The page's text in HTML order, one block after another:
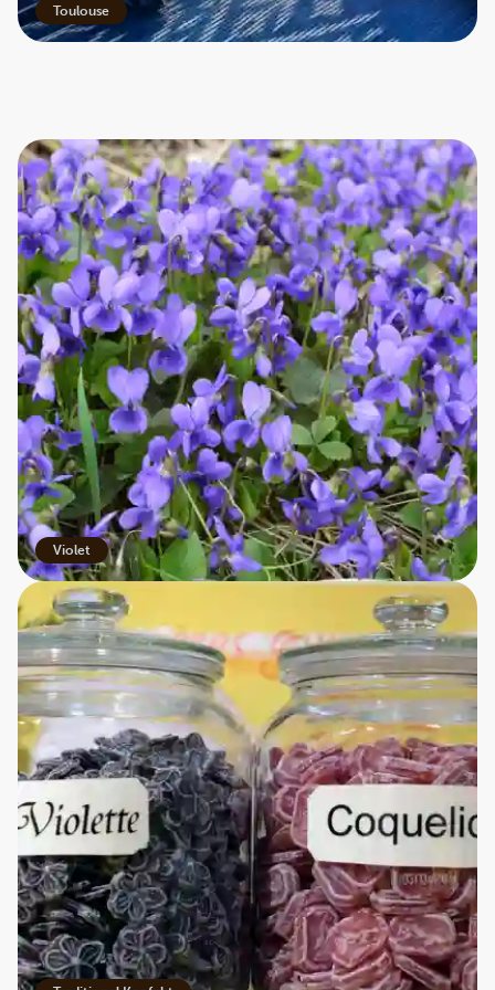
Toulouse
Violette de Toulouse
Den skrøbelige velduftende, dobbeltblomstrende viol
tilhører arten Viola odorata. Blomstens dybe lilla farve,
sødlige og intense duft har gjort den populær i
parfumeindustrien – men blomsten er også spiselig og
bruges i konfekture og marmelader.
Violen blomster fra december til marts og har en særlig
betydning, fordi den lyser op i vintermånederne.
Siden 1800-tallet har violen været Toulouses by-blomst,
Violet